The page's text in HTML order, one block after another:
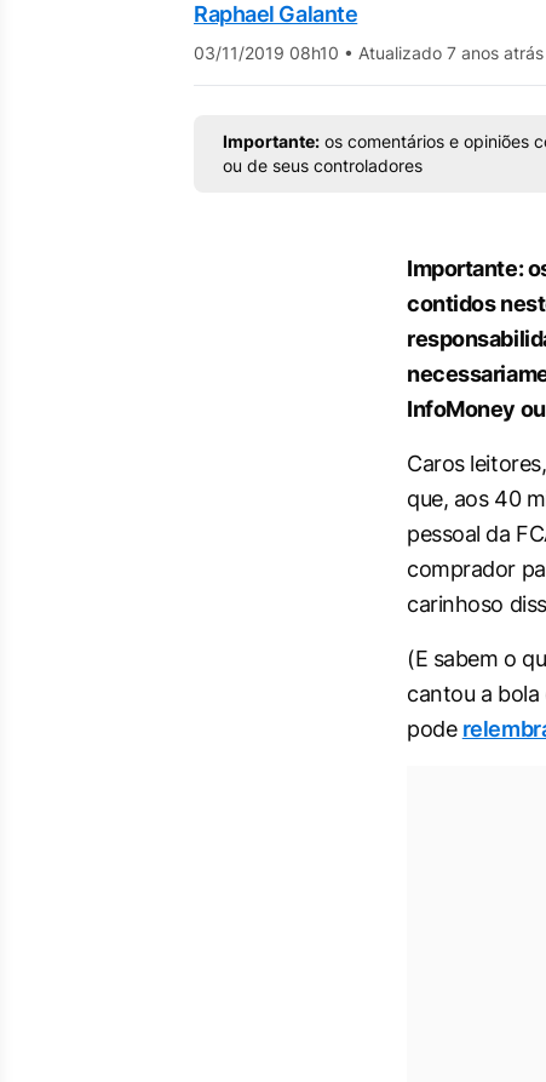
Raphael Galante
03/11/2019 08h10 • Atualizado 7 anos atrás
Importante: os comentários e opiniões
ou de seus controladores
Importante:
contidos
InfoMoney
Caros
que, aos 40
pessoal da
comprador
carinhoso
(E sabem o
cantou a bola
pode